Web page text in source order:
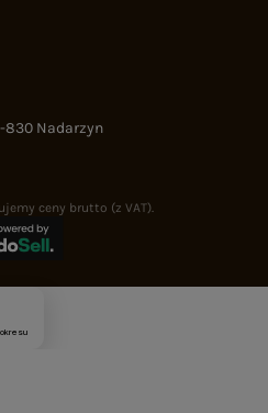
830 Nadarzyn
ceny brutto (z VAT).
okresu